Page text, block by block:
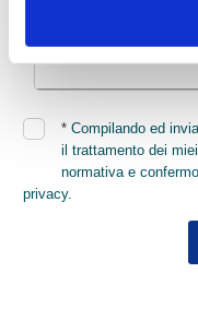
*Compilando ed
il trattamento dei
normativa e
privacy.